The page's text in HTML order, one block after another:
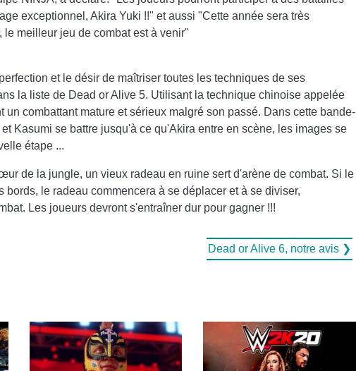
exceptionnel, Akira Yuki !!" et aussi "Cette année sera très
le meilleur jeu de combat est à venir"
et le désir de maîtriser toutes les techniques de ses
la liste de Dead or Alive 5. Utilisant la technique chinoise appelée
un combattant mature et sérieux malgré son passé. Dans cette bande-
Kasumi se battre jusqu'à ce qu'Akira entre en scène, les images se
étape ...
de la jungle, un vieux radeau en ruine sert d'arène de combat. Si le
bords, le radeau commencera à se déplacer et à se diviser,
Les joueurs devront s'entraîner dur pour gagner !!!
Dead or Alive 6, notre avis ❯